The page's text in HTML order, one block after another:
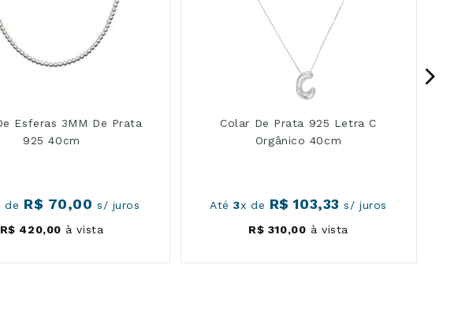
Esferas 3MM De Prata
925 40cm
de R$ 70,00 s/ juros
R$ 420,00 à vista
Colar De Prata 925 Letra C
Orgânico 40cm
Até3x de R$ 103,33 s/ juros
R$ 310,00 à vista